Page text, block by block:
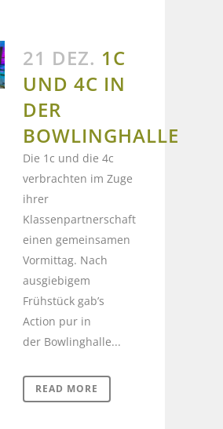
21 DEZ. 1C
UND 4C IN
DER
BOWLINGHALLE
Die 1c und die 4c
verbrachten im Zuge
ihrer
Klassenpartnerschaft
einen gemeinsamen
Vormittag. Nach
ausgiebigem
Frühstück gab’s
Action pur in
der Bowlinghalle...
READ MORE